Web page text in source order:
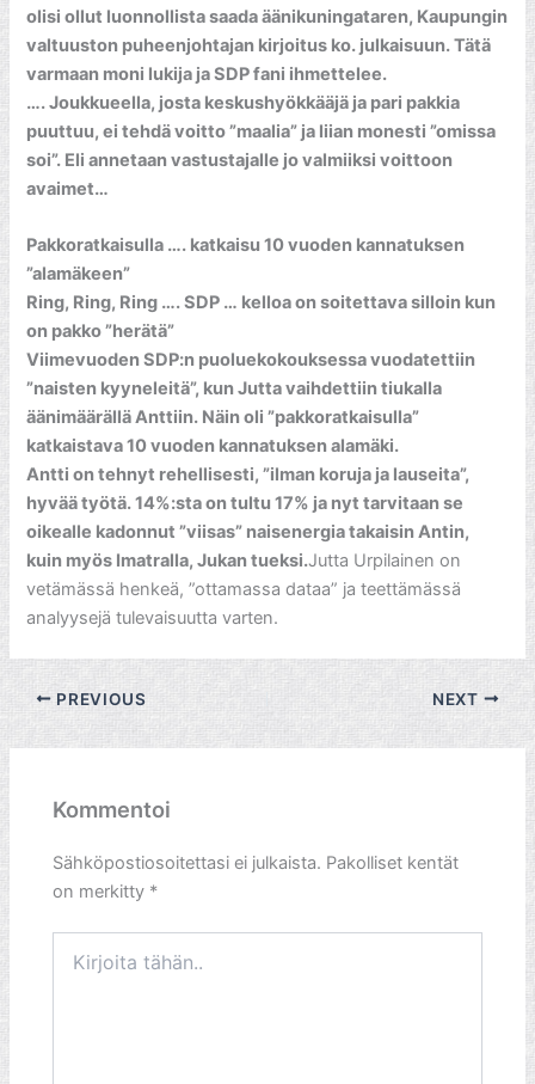
olisi ollut luonnollista saada äänikuningataren, Kaupungin
valtuuston puheenjohtajan kirjoitus ko. julkaisuun. Tätä
varmaan moni lukija ja SDP fani ihmettelee.
…. Joukkueella, josta keskushyökkääjä ja pari pakkia
puuttuu, ei tehdä voitto ”maalia” ja liian monesti ”omissa
soi”. Eli annetaan vastustajalle jo valmiiksi voittoon
avaimet…
Pakkoratkaisulla …. katkaisu 10 vuoden kannatuksen
”alamäkeen”
Ring, Ring, Ring …. SDP … kelloa on soitettava silloin kun
on pakko ”herätä”
Viimevuoden SDP:n puoluekokouksessa vuodatettiin
”naisten kyyneleitä”, kun Jutta vaihdettiin tiukalla
äänimäärällä Anttiin. Näin oli ”pakkoratkaisulla”
katkaistava 10 vuoden kannatuksen alamäki.
Antti on tehnyt rehellisesti, ”ilman koruja ja lauseita”,
hyvää työtä. 14%:sta on tultu 17% ja nyt tarvitaan se
oikealle kadonnut ”viisas” naisenergia takaisin Antin,
kuin myös Imatralla, Jukan tueksi.Jutta Urpilainen on
vetämässä henkeä, ”ottamassa dataa” ja teettämässä
analyysejä tulevaisuutta varten.
PREVIOUS NEXT
Kommentoi
Sähköpostiosoitettasi ei julkaista. Pakolliset kentät
on merkitty *
tähän..